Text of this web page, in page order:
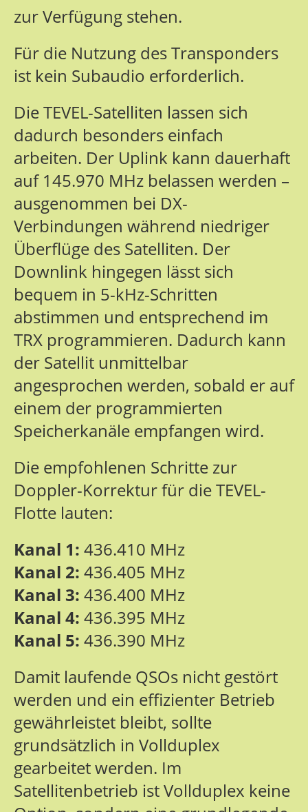
zur Verfügung stehen.
Für die Nutzung des Transponders
ist kein Subaudio erforderlich.
Die TEVEL-Satelliten lassen sich
dadurch besonders einfach
arbeiten. Der Uplink kann dauerhaft
auf 145.970 MHz belassen werden –
ausgenommen bei DX-
Verbindungen während niedriger
Überflüge des Satelliten. Der
Downlink hingegen lässt sich
bequem in 5-kHz-Schritten
abstimmen und entsprechend im
TRX programmieren. Dadurch kann
der Satellit unmittelbar
angesprochen werden, sobald er auf
einem der programmierten
Speicherkanäle empfangen wird.
Die empfohlenen Schritte zur
Doppler-Korrektur für die TEVEL-
Flotte lauten:
Kanal 1: 436.410 MHz
Kanal 2: 436.405 MHz
Kanal 3: 436.400 MHz
Kanal 4: 436.395 MHz
Kanal 5: 436.390 MHz
Damit laufende QSOs nicht gestört
werden und ein effizienter Betrieb
gewährleistet bleibt, sollte
grundsätzlich in Vollduplex
gearbeitet werden. Im
Satellitenbetrieb ist Vollduplex keine